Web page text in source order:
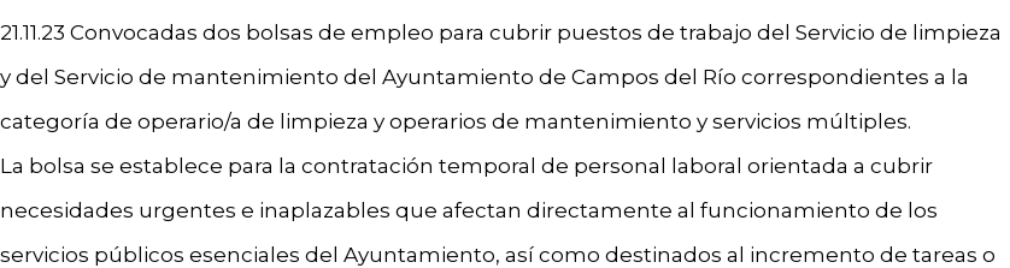
21.11.23 Convocadas dos bolsas de empleo para cubrir puestos de trabajo del Servicio de limpieza
y del Servicio de mantenimiento del Ayuntamiento de Campos del Río correspondientes a la
categoría de operario/a de limpieza y operarios de mantenimiento y servicios múltiples.
La bolsa se establece para la contratación temporal de personal laboral orientada a cubrir
necesidades urgentes e inaplazables que afectan directamente al funcionamiento de los
servicios públicos esenciales del Ayuntamiento, así como destinados al incremento de tareas o